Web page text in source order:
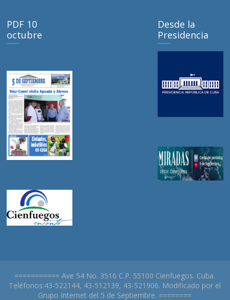
PDF 10
octubre
Desde la
Presidencia
=========== Ave 54 No. 3516 C.P. 55100 Cienfuegos. Cuba.
Teléfonos:43-522144, 43-512139, 43-521906. Modificado por el
Grupo Internet del 5 de Septiembre. ========